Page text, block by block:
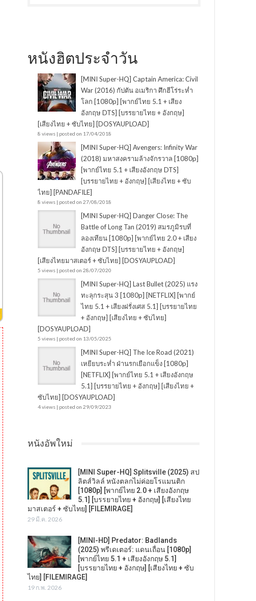
หนังฮิตประจำวัน
[MINI Super-HQ] Captain America: Civil
War (2016) กัปตัน อเมริกา ศึกฮีโร่ระห่ำ
โลก [1080p] [พากย์ไทย 5.1 + เสียง
อังกฤษ DTS] [บรรยายไทย + อังกฤษ]
[เสียงไทย + ซับไทย] [DOSYAUPLOAD]
8 views| posted on 17/04/2018
[MINI Super-HQ] Avengers: Infinity War
(2018) มหาสงครามล้างจักรวาล [1080p]
[พากย์ไทย 5.1 + เสียงอังกฤษ DTS]
[บรรยายไทย + อังกฤษ] [เสียงไทย + ซับ
ไทย] [PANDAFILE]
8 views| posted on 27/08/2018
[MINI Super-HQ] Danger Close: The
Battle of Long Tan (2019) สมรภูมิรบที่
ลองเทียน [1080p] [พากย์ไทย 2.0 + เสียง
อังกฤษ DTS] [บรรยายไทย + อังกฤษ]
[เสียงไทยมาสเตอร์ + ซับไทย] [DOSYAUPLOAD]
5 views| posted on 28/07/2020
[MINI Super-HQ] Last Bullet (2025) แรง
ทะลุกระสุน 3 [1080p] [NETFLIX] [พากย์
ไทย 5.1 + เสียงฝรั่งเศส 5.1] [บรรยายไทย
+ อังกฤษ] [เสียงไทย + ซับไทย]
[DOSYAUPLOAD]
5 views| posted on 13/05/2025
[MINI Super-HQ] The Ice Road (2021)
เหยียบระห่ำ ฝ่านรกเยือกแข็ง [1080p]
[NETFLIX] [พากย์ไทย 5.1 + เสียงอังกฤษ
5.1] [บรรยายไทย + อังกฤษ] [เสียงไทย +
ซับไทย] [DOSYAUPLOAD]
4 views| posted on 29/09/2023
หนังอัพใหม่
[MINI Super-HQ] Splitsville (2025) สป
ลิตส์วิลล์ หนังตลกไม่ค่อยโรแมนติก
[1080p] [พากย์ไทย 2.0 + เสียงอังกฤษ
5.1] [บรรยายไทย + อังกฤษ] [เสียงไทย
มาสเตอร์ + ซับไทย] [FILEMIRAGE]
29 มี.ค. 2026
[MINI-HD] Predator: Badlands
(2025) พรีเดเตอร์: แดนเถื่อน [1080p]
[พากย์ไทย 5.1 + เสียงอังกฤษ 5.1]
[บรรยายไทย + อังกฤษ] [เสียงไทย + ซับ
ไทย] [FILEMIRAGE]
19 ก.พ. 2026